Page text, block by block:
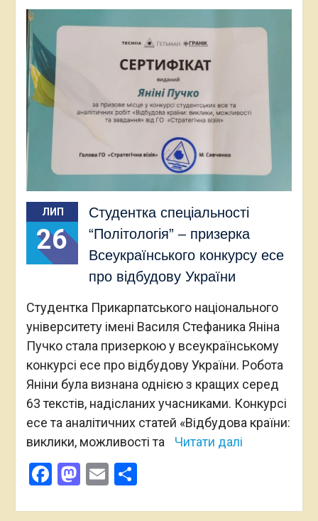
ЛИП
26
Студентка спеціальності
“Політологія” – призерка
Всеукраїнського конкурсу есе
про відбудову України
Студентка Прикарпатського національного
університету імені Василя Стефаника Яніна
Пучко стала призеркою у всеукраїнському
конкурсі есе про відбудову України. Робота
Яніни була визнана однією з кращих серед
63 текстів, надісланих учасниками. Конкурсі
есе та аналітичних статей «Відбудова країни:
виклики, можливості та
Читати далі
Facebook
Mastodon
EmailПоділитися